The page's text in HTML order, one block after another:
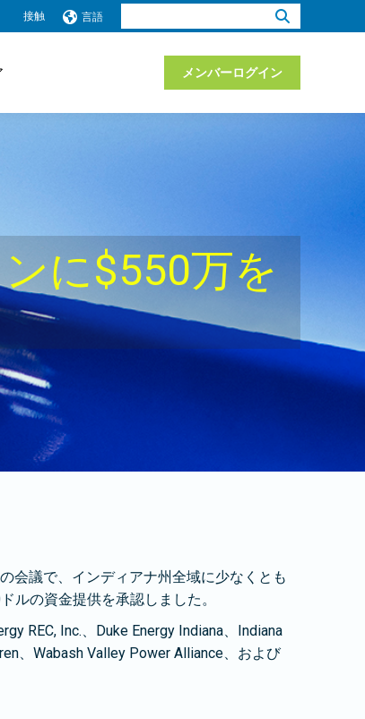
接触 言語
索：
メンバーログイン
に$550万を
会議で、インディアナ州全域に少なくとも
ルの資金提供を承認しました。
REC, Inc.、Duke Energy Indiana、Indiana
、Wabash Valley Power Alliance、および